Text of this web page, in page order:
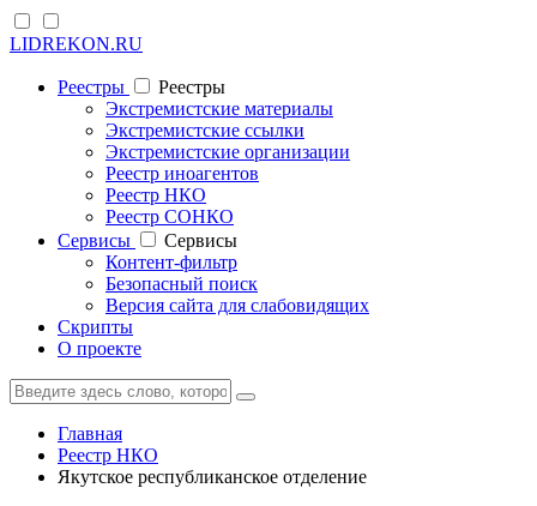
LIDREKON.RU
Реестры
Реестры
Экстремистские материалы
Экстремистские ссылки
Экстремистские организации
Реестр иноагентов
Реестр НКО
Реестр СОНКО
Cервисы
Cервисы
Контент-фильтр
Безопасный поиск
Версия сайта для слабовидящих
Скрипты
О проекте
Главная
Реестр НКО
Якутское республиканское отделение